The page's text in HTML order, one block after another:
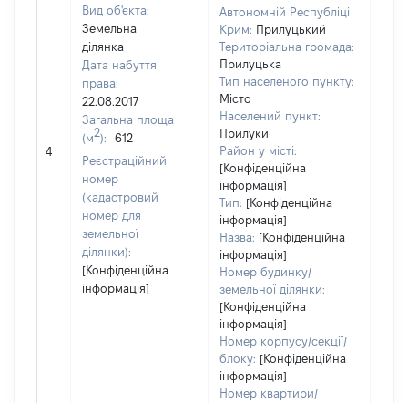
4
Вид об'єкта:
Земельна
ділянка
Дата набуття
права:
22.08.2017
Загальна площа
(м2):
612
Реєстраційний
номер
(кадастровий
номер для
земельної
ділянки):
[Конфіденційна
інформація]
Автономній Республіці
Крим: Прилуцький
Територіальна громада:
Прилуцька
Тип населеного пункту:
Місто
Населений пункт:
Прилуки
Район у місті:
[Конфіденційна
інформація]
Тип: [Конфіденційна
інформація]
Назва: [Конфіденційна
інформація]
Номер будинку/
земельної ділянки:
[Конфіденційна
інформація]
Номер корпусу/секції/
блоку: [Конфіденційна
інформація]
Номер квартири/